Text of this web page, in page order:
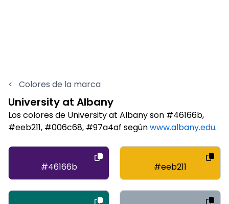
< Colores de la marca
University at Albany
Los colores de University at Albany son #46166b,
#eeb211, #006c68, #97a4af segúnwww.albany.edu.
#46166b #eeb211